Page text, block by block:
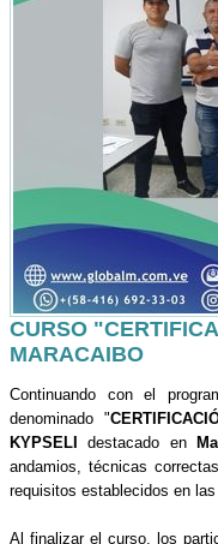
CURSO
MARACAIBO
Continuando con el
denominado "
KYPSELIdestacado en
andamios, técnicas
requisitos establecidos en
Al finalizar el curso, los